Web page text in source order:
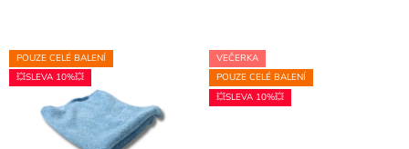
POUZE CELÉ BALENÍ
💥SLEVA 10%💥
VEČERKA
POUZE CELÉ BALENÍ
💥SLEVA 10%💥